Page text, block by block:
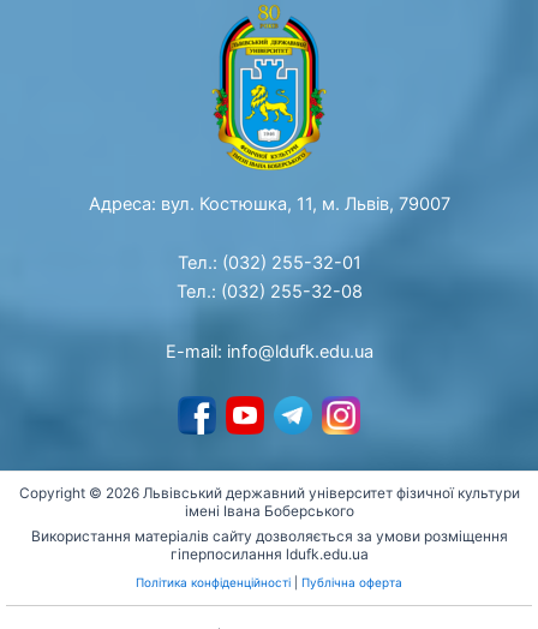
Адреса: вул. Костюшка, 11, м. Львів, 79007
Тел.: (032) 255-32-01
Тел.: (032) 255-32-08
E-mail: info@ldufk.edu.ua
Copyright © 2026 Львівський державний університет фізичної культури
імені Івана Боберського
Використання матеріалів сайту дозволяється за умови розміщення
гіперпосилання ldufk.edu.ua
Політика конфіденційності Публічна оферта